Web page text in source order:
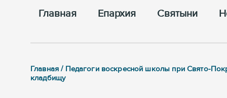
Главная Епархия Cвятыни
Главная / Педагоги воскресной школы при Свято-
кладбищу